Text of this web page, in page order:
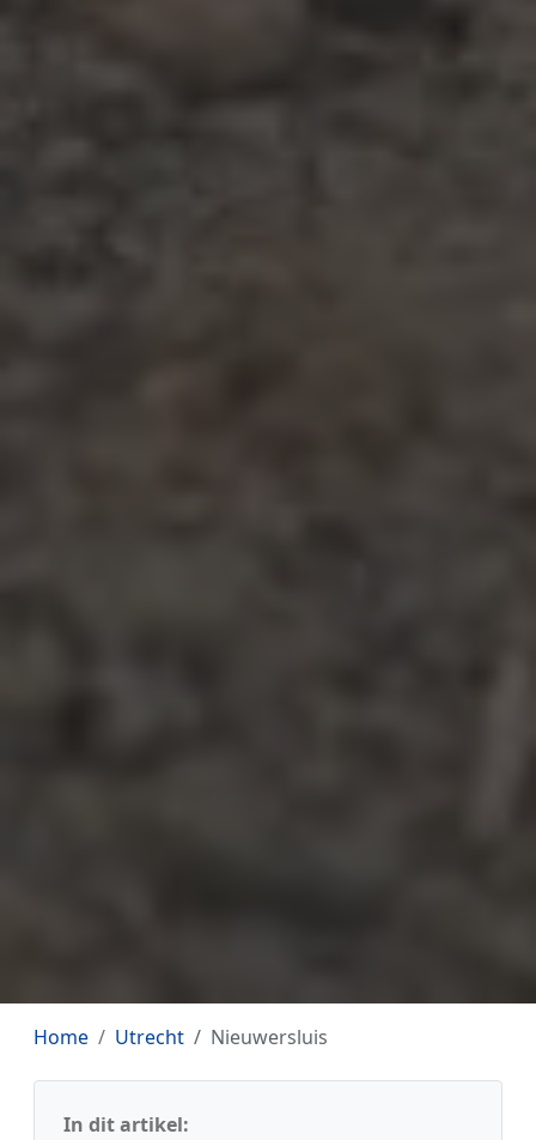
Home Utrecht Nieuwersluis
In dit artikel: